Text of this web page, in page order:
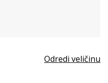
Odredi veličinu